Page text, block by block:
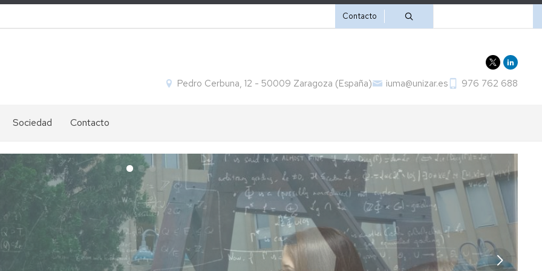
Secundario
Contacto
Pedro Cerbuna, 12 - 50009 Zaragoza (España) iuma@unizar.es 976 762 688
Sociedad
empleo
Igualdad
Contacto
y
contacto
Cómo
llegar